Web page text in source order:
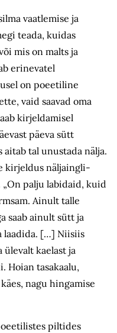
vaatlemise ja
teada, kuidas
mis on malts ja
erinevatel
on poeetiline
vaid saavad oma
kirjeldamisel
päeva sütt
aitab tal unustada nälja.
kirjeldus näljaingli-
palju labidaid, kuid
Ainult talle
saab ainult sütt ja
laadida. […] Niisiis
ülevalt kaelast ja
Hoian tasakaalu,
nagu hingamise
piltides